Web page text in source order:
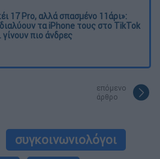
17 Pro, αλλά σπασμένο 11άρι»:
τα iPhone τους στο TikTok
γίνουν πιο άνδρες
επόμενο
άρθρο
συγκοινωνιολόγοι